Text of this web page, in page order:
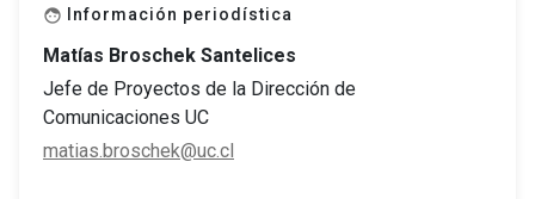
face Información periodística
Matías Broschek Santelices
Jefe de Proyectos de la Dirección de
Comunicaciones UC
matias.broschek@uc.cl